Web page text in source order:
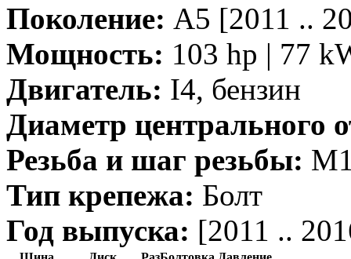
Поколение: A5 [2011 ..
Мощность: 103 hp | 77
Двигатель: I4, бензин
Диаметр центрального
Резьба и шаг резьбы:
Тип крепежа: Болт
Год выпуска: [2011 ..